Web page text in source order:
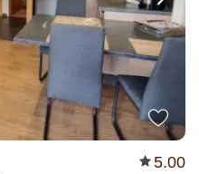
5.00